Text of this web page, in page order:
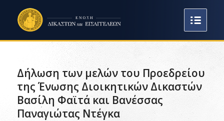
Δήλωση των μελών του Προεδρείου
της Ένωσης Διοικητικών Δικαστών
Βασίλη Φαϊτά και Βανέσσας
Παναγιώτας Ντέγκα